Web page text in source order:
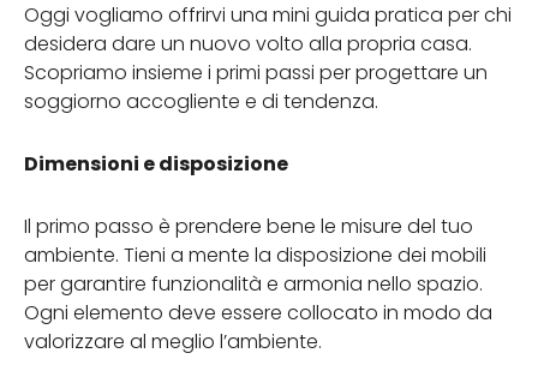
Oggi vogliamo offrirvi una mini guida pratica per chi
desidera dare un nuovo volto alla propria casa.
Scopriamo insieme i primi passi per progettare un
soggiorno accogliente e di tendenza.
Dimensioni e disposizione
Il primo passo è prendere bene le misure del tuo
ambiente. Tieni a mente la disposizione dei mobili
per garantire funzionalità e armonia nello spazio.
Ogni elemento deve essere collocato in modo da
valorizzare al meglio l’ambiente.